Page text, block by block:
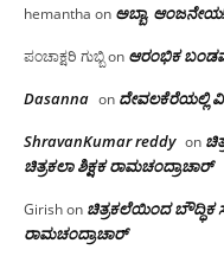
hemantha on ಅಬ್ಬಾ,
ಪಂಚಾಕ್ಷರಿ ಗುಬ್ಬಿon ಆರಂಭಿಕ
Dasanna on ದೇವಲಕೆರೆಯಲ್ಲಿ
ShravanKumar reddy on
ಚಿತ್ರಕಲಾ ಶಿಕ್ಷಕ ರಾಮಚಂದ್ರಾಚಾರ್
Girishon ಚಿತ್ರಕಲೆಯಿಂದ ಬೌದ್ಧಿಕ
ರಾಮಚಂದ್ರಾಚಾರ್